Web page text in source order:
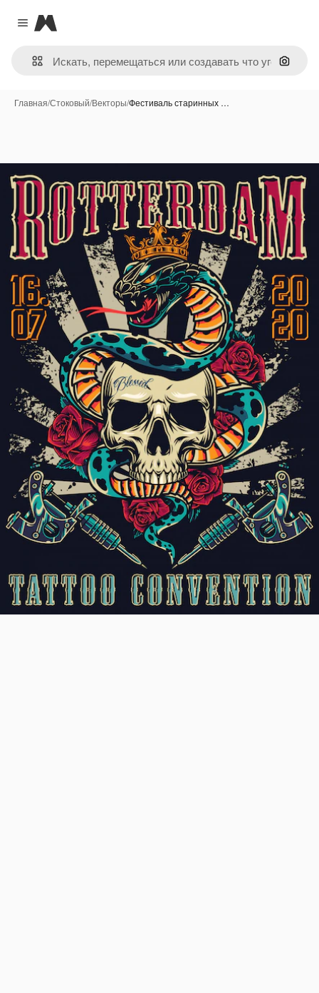
Close menu
Magnific
Поиск
Главная/Стоковый/Векторы/Фестиваль старинных …